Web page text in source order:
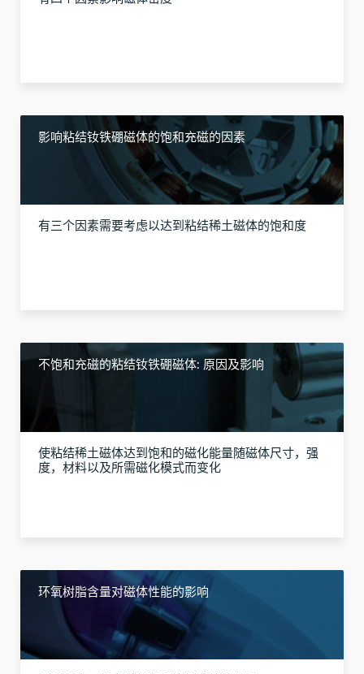
影响粘结钕铁硼磁体的饱和充磁的因素
有三个因素需要考虑以达到粘结稀土磁体的饱和度
不饱和充磁的粘结钕铁硼磁体: 原因及影响
使粘结稀土磁体达到饱和的磁化能量随磁体尺寸，强
度，材料以及所需磁化模式而变化
环氧树脂含量对磁体性能的影响